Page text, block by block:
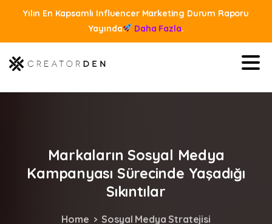
Yılın En Kapsamlı Influencer Marketing Durum Raporu
Yayında
Daha Fazla.
Markaların Sosyal Medya
Kampanyası Sürecinde Yaşadığı
Sıkıntılar
Home
Sosyal Medya Stratejisi